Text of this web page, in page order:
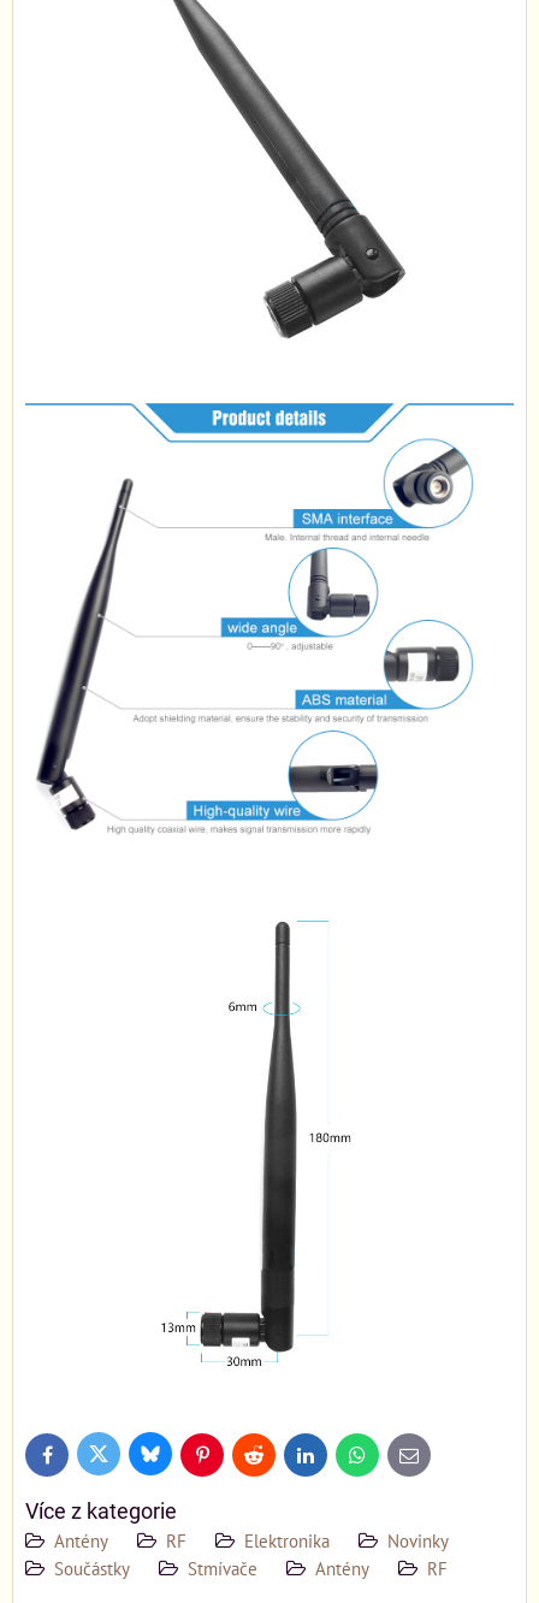
FacebookTwitter BlueskyPinterestReddit LinkedInWhatsApp
E-
mail
Více z kategorie
Antény RF Elektronika
Novinky
Součástky
Stmívače Antény RF